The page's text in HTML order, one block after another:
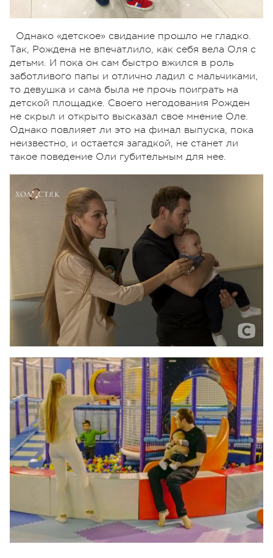
Однако «детское» свидание прошло не гладко.
Так, Рождена не впечатлило, как себя вела Оля с
детьми. И пока он сам быстро вжился в роль
заботливого папы и отлично ладил с мальчиками,
то девушка и сама была не прочь поиграть на
детской площадке. Своего негодования Рожден
не скрыл и открыто высказал свое мнение Оле.
Однако повлияет ли это на финал выпуска, пока
неизвестно, и остается загадкой, не станет ли
такое поведение Оли губительным для нее.